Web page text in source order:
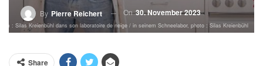
By Pierre Reichert On30. November 2023
: Silas Kreienbühl dans son laboratoire de neige / in seinem Schneelabor, photo : Silas Kreienbühl
Share